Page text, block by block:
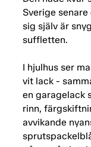
Sverige
sig själv är
suffletten.
I hjulhus ser
vit lack -
en garagelack
rinn,
avvikande